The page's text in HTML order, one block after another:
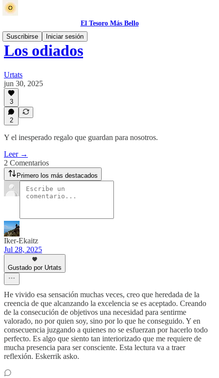
El Tesoro Más Bello
Suscribirse
Iniciar sesión
Los odiados
Urtats
jun 30, 2025
3
2
Y el inesperado regalo que guardan para nosotros.
Leer →
2 Comentarios
Primero los más destacados
Iker-Ekaitz
Jul 28, 2025
Gustado por Urtats
He vivido esa sensación muchas veces, creo que heredada de la
creencia de que alcanzando la excelencia se es aceptado. Creando
de la consecución de objetivos una necesidad para sentirme
valorado, no por quien soy, sino por lo que he conseguido. Y en
consecuencia juzgando a quienes no se esfuerzan por hacerlo todo
perfecto. Es algo que siento tan interiorizado que me requiere de
mucha presencia para ser consciente. Esta lectura va a traer
reflexión. Eskerrik asko.